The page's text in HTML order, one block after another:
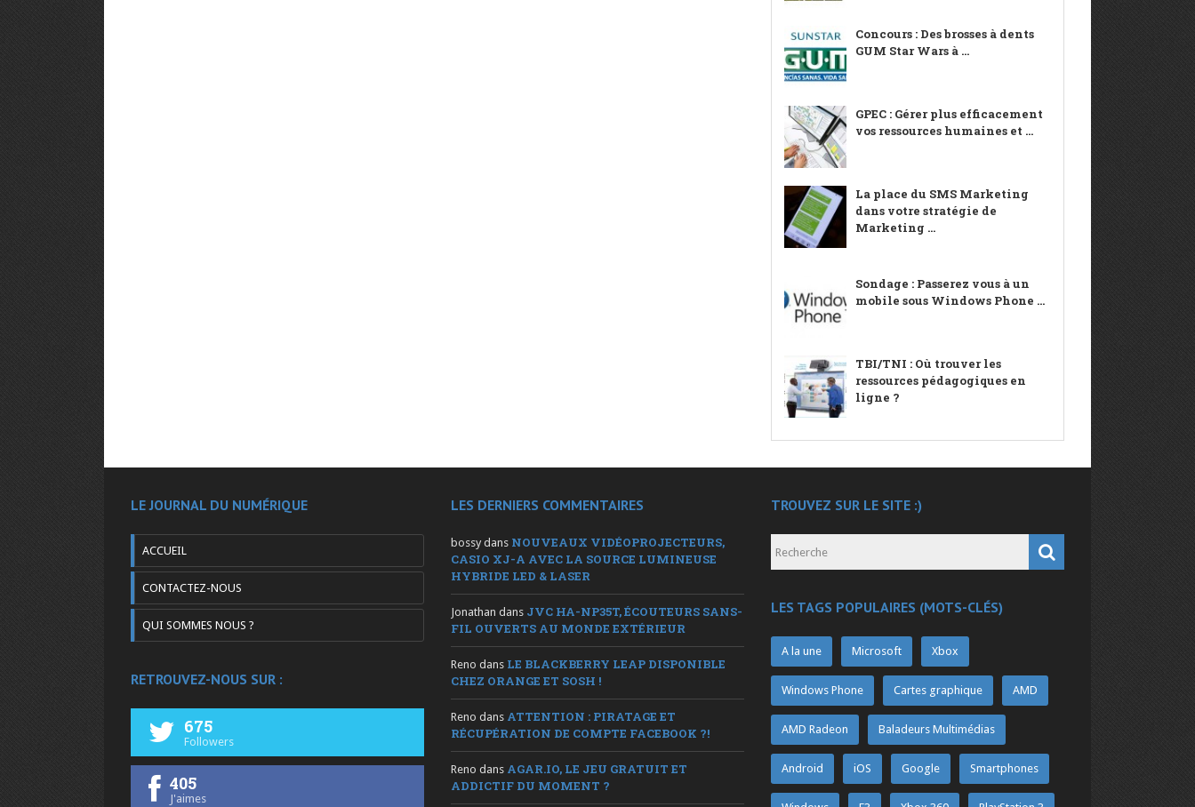
Concours : Des brosses à dents
GUM Star Wars à ...
GPEC : Gérer plus efficacement
vos ressources humaines et ...
La place du SMS Marketing
dans votre stratégie de
Marketing ...
Sondage : Passerez vous à un
mobile sous Windows Phone ...
TBI/TNI : Où trouver les
ressources pédagogiques en
ligne ?
LE JOURNAL DU NUMÉRIQUE
ACCUEIL
CONTACTEZ-NOUS
QUI SOMMES NOUS ?
RETROUVEZ-NOUS SUR :
675
Followers
405
J'aimes
LES DERNIERS COMMENTAIRES
bossy dans NOUVEAUX VIDÉOPROJECTEURS,
CASIO XJ-A AVEC LA SOURCE LUMINEUSE
HYBRIDE LED & LASER
Jonathan dans JVC HA-NP35T, ÉCOUTEURS SANS-
FIL OUVERTS AU MONDE EXTÉRIEUR
Reno dans LE BLACKBERRY LEAP DISPONIBLE
CHEZ ORANGE ET SOSH !
Reno dans ATTENTION : PIRATAGE ET
RÉCUPÉRATION DE COMPTE FACEBOOK ?!
Reno dans AGAR.IO, LE JEU GRATUIT ET
ADDICTIF DU MOMENT ?
TROUVEZ SUR LE SITE :)
LES TAGS POPULAIRES (MOTS-CLÉS)
A la une Microsoft Xbox
Windows Phone Cartes graphique AMD
AMD Radeon Baladeurs Multimédias
Android iOS Google Smartphones